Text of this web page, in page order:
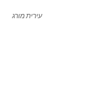
עירית מורג